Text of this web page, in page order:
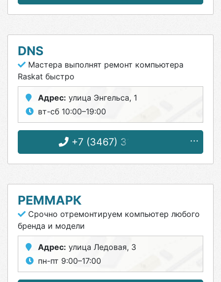
DNS
Мастера выполнят ремонт компьютера
Raskat быстро
Адрес: улица Энгельса, 1
вт-сб 10:00–19:00
+7 (3467) 31-01-29
РЕММАРК
Срочно отремонтируем компьютер любого
бренда и модели
Адрес: улица Ледовая, 3
пн-пт 9:00–17:00